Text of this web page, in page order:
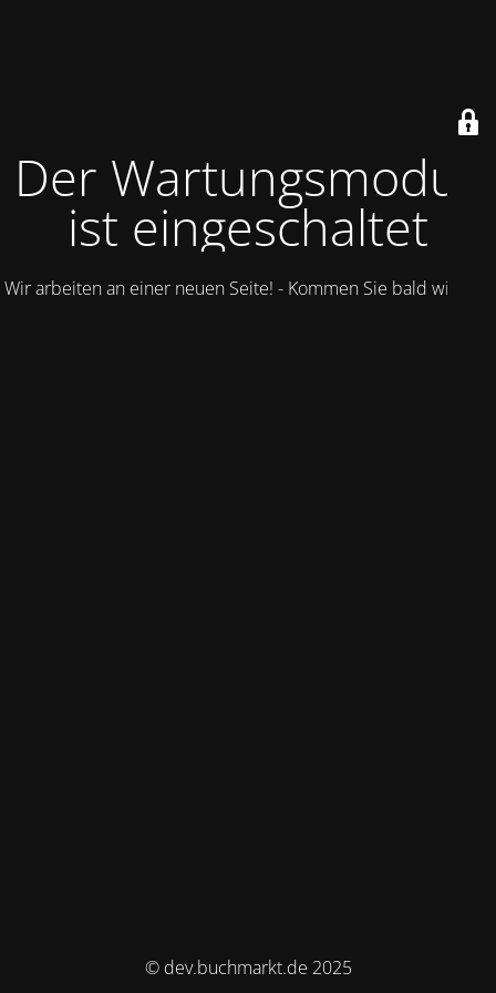
Der Wartungsmodus
ist eingeschaltet
Wir arbeiten an einer neuen Seite! - Kommen Sie bald wieder.
© dev.buchmarkt.de 2025